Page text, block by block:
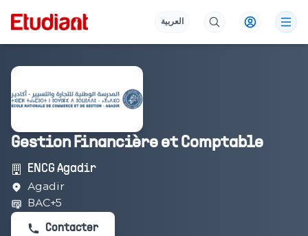
العربية
Gestion Financière et Comptable
ENCG Agadir
Agadir
BAC+5
Contacter